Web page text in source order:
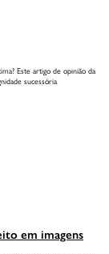
Este artigo de opinião da
sucessória
em imagens